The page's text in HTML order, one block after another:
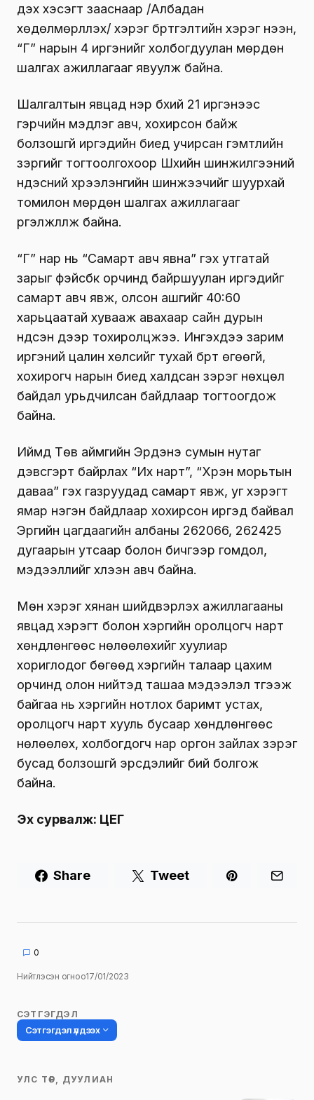
дэх хэсэгт зааснаар /Албадан
хөдөлмөрлүүлэх/ хэрэг бүртгэлтийн хэрэг нээн,
“Г” нарын 4 иргэнийг холбогдуулан мөрдөн
шалгах ажиллагааг явуулж байна.
Шалгалтын явцад нэр бүхий 21 иргэнээс
гэрчийн мэдүүлэг авч, хохирсон байж
болзошгүй иргэдийн биед учирсан гэмтлийн
зэргийг тогтоолгохоор Шүүхийн шинжилгээний
үндэсний хүрээлэнгийн шинжээчийг шуурхай
томилон мөрдөн шалгах ажиллагааг
үргэлжлүүлж байна.
“Г” нар нь “Самарт авч явна” гэх утгатай
зарыг фэйсбүүк орчинд байршуулан иргэдийг
самарт авч явж, олсон ашгийг 40:60
харьцаатай хувааж авахаар сайн дурын
үндсэн дээр тохиролцжээ. Ингэхдээ зарим
иргэний цалин хөлсийг тухай бүрт өгөөгүй,
хохирогч нарын биед халдсан зэрэг нөхцөл
байдал урьдчилсан байдлаар тогтоогдож
байна.
Иймд Төв аймгийн Эрдэнэ сумын нутаг
дэвсгэрт байрлах “Их нарт”, “Хүрэн морьтын
даваа” гэх газруудад самарт явж, уг хэрэгт
ямар нэгэн байдлаар хохирсон иргэд байвал
Эрүүгийн цагдаагийн албаны 262066, 262425
дугаарын утсаар болон бичгээр гомдол,
мэдээллийг хүлээн авч байна.
Мөн хэрэг хянан шийдвэрлэх ажиллагааны
явцад хэрэгт болон хэргийн оролцогч нарт
хөндлөнгөөс нөлөөлөхийг хуулиар
хориглодог бөгөөд хэргийн талаар цахим
орчинд олон нийтэд ташаа мэдээлэл түгээж
байгаа нь хэргийн нотлох баримт устах,
оролцогч нарт хууль бусаар хөндлөнгөөс
нөлөөлөх, холбогдогч нар оргон зайлах зэрэг
бусад болзошгүй эрсдэлийг бий болгож
байна.
Эх сурвалж: ЦЕГ
Share Tweet
0
Нийтлэсэн огноо17/01/2023
СЭТГЭГДЭЛ
Сэтгэгдэл үлдээх
УЛС ТӨР, ДУУЛИАН